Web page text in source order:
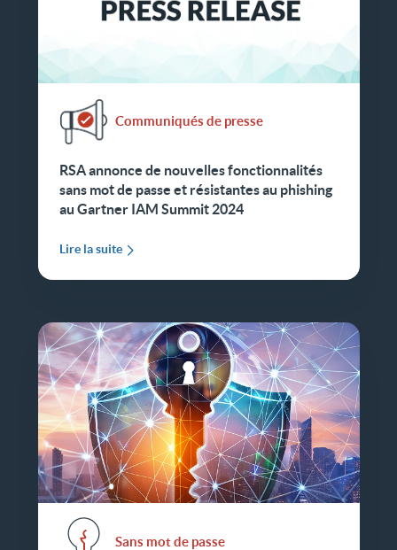
Communiqués de presse
RSA annonce de nouvelles fonctionnalités
sans mot de passe et résistantes au phishing
au Gartner IAM Summit 2024
Lire la suite
Sans mot de passe